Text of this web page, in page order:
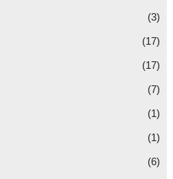
(3)
(17)
(17)
(7)
(1)
(1)
(6)